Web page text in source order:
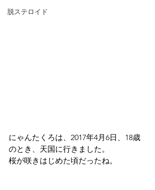
脱ステロイド
にゃんたくろは、2017年4月6日、18歳
のとき、天国に行きました。
桜が咲きはじめた頃だったね。